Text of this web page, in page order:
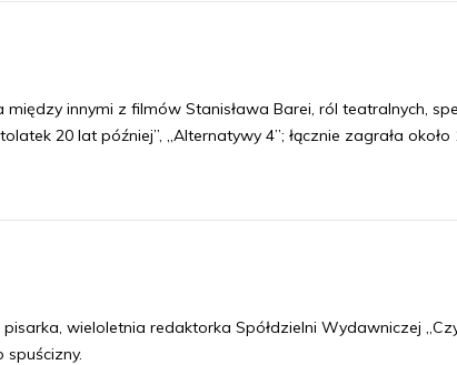
między innymi z filmów Stanisława Barei, ról teatralnych,
20 lat później”, „Alternatywy 4”; łącznie zagrała około
wieloletnia redaktorka Spółdzielni Wydawniczej